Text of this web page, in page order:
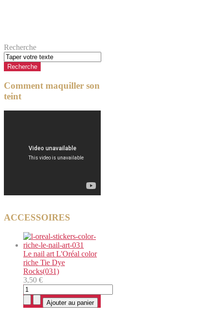
Recherche
Comment maquiller son
teint
ACCESSOIRES
Le nail art L'Oréal color
riche Tie Dye
Rocks(031)
3,50 €